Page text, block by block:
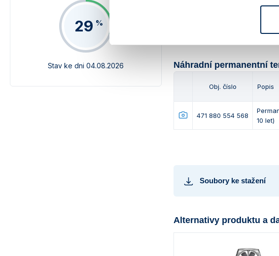
29 %
Stav ke dni 04.08.2026 Náhradní permanentní
Obj. číslo Popis
471 880 554 568
10 let)
Soubory ke stažení
Alternativy produktu a